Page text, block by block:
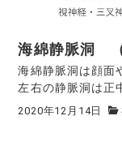
海綿静脈洞 （
海綿静脈洞は顔面
左右の静脈洞は正
2020年12月14日